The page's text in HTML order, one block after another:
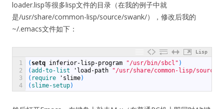
loader.lisp等很多lisp文件的目录（在我的例子中就
是/usr/share/common-lisp/source/swank/），修改后我的
~/.emacs文件如下：
Lisp
1
2
3
4
( setq inferior-lisp-program "/usr/bin/sbcl" )
(add-to-list ' load-path
"/usr/share/common-lisp/source/
( require ' slime)
( slime-setup)